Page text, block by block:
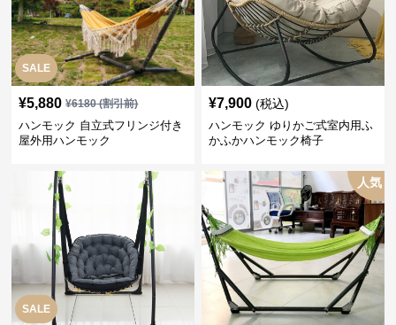
SALE
¥5,880 ¥6180(割引前)
ハンモック 自立式フリンジ付き
屋外用ハンモック
¥7,900 (税込)
ハンモック ゆりかご式室内用ふ
かふかハンモック椅子
SALE
人気